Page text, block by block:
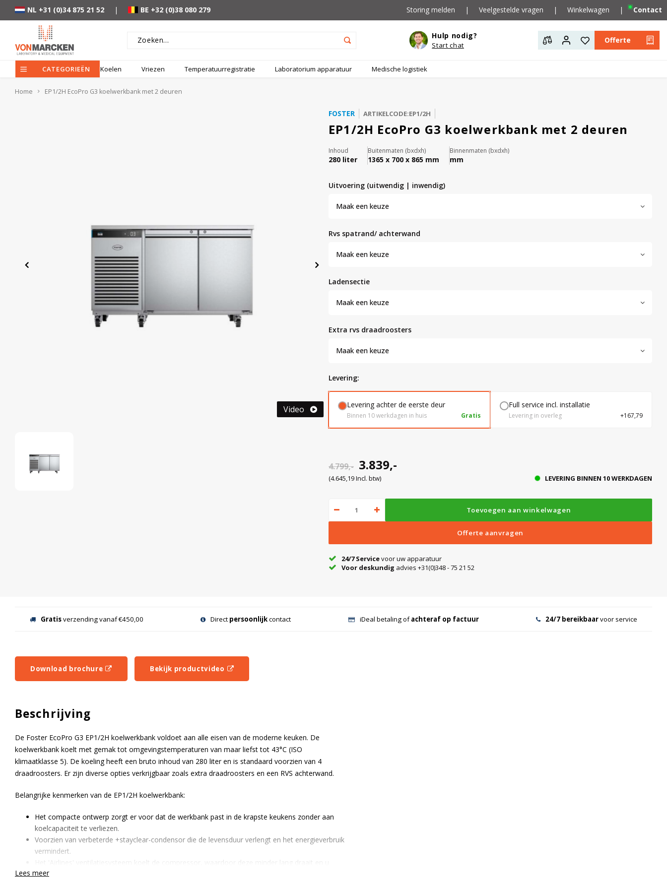
NL +31 (0)34 875 21 52 | BE +32 (0)38 080 279 Storing melden | Veelgestelde vragen | Winkelwagen | Contact
Hulp nodig?
Start chat
Offerte
CATEGORIEËN Koelen Vriezen Temperatuurregistratie Laboratorium apparatuur Medische logistiek
Home EP1/2H EcoPro G3 koelwerkbank met 2 deuren
Video
FOSTER ARTIKELCODE:EP1/2H
EP1/2H EcoPro G3 koelwerkbank met 2 deuren
Inhoud
280 liter
Buitenmaten (bxdxh)
1365 x 700 x 865 mm
Binnenmaten (bxdxh)
mm
uitvoering (uitwendig | inwendig)
Maak een keuze
rvs spatrand/ achterwand
Maak een keuze
ladensectie
Maak een keuze
extra rvs draadroosters
Maak een keuze
levering:
Levering achter de eerste deur
Binnen 10 werkdagen in huis Gratis
Full service incl. installatie
Levering in overleg +167,79
4.799,- 3.839,-
(4.645,19 Incl. btw) LEVERING BINNEN 10 WERKDAGEN
Toevoegen aan winkelwagen
Offerte aanvragen
24/7 Servicevoor uw apparatuur
Voor deskundig advies +31(0)348 - 75 21 52
Gratisverzending vanaf €450,00 Direct persoonlijkcontact iDeal betaling ofachteraf op factuur 24/7 bereikbaarvoor service
Download brochure Bekijk productvideo
Beschrijving
De Foster EcoPro G3 EP1/2H koelwerkbank voldoet aan alle eisen van de moderne keuken. De
koelwerkbank koelt met gemak tot omgevingstemperaturen van maar liefst tot 43°C (ISO
klimaatklasse 5). De koeling heeft een bruto inhoud van 280 liter en is standaard voorzien van 4
draadroosters. Er zijn diverse opties verkrijgbaar zoals extra draadroosters en een RVS achterwand.
Belangrijke kenmerken van de EP1/2H koelwerkbank:
Het compacte ontwerp zorgt er voor dat de werkbank past in de krapste keukens zonder aan
koelcapaciteit te verliezen.
Voorzien van verbeterde +stayclear-condensor die de levensduur verlengt en het energieverbruik
vermindert.
Het 'Airlines' ventilatiesysteem koelt de compressor, waardoor deze minder lang draait en u
energie bespaart.
Lees meer